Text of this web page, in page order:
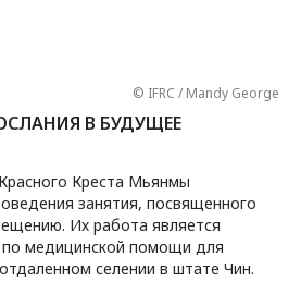
© IFRC / Mandy George
В БУДУЩЕЕ
Креста Мьянмы
занятия, посвященного
Их работа является
медицинской помощи для
селении в штате Чин.